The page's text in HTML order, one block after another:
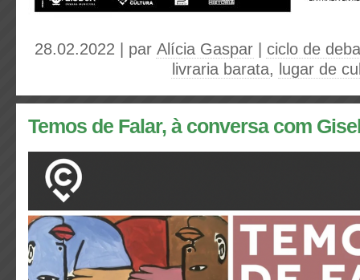
28.02.2022 | par Alícia Gaspar
ciclo de
livraria barata, lugar de
Temos de Falar, à conversa com